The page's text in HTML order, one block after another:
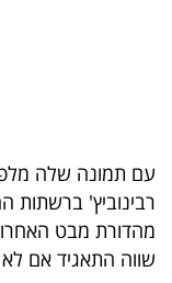
פודקאסט
40
UNDER
מהדורת מבט
שווה התאגיד אם